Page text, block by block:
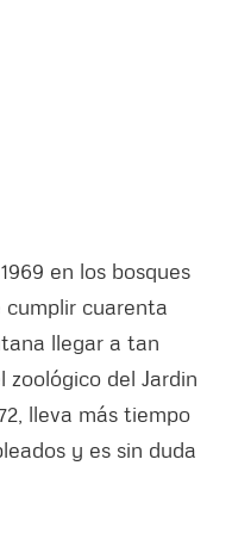
en los bosques
cuarenta
llegar a tan
zoológico del Jardin
lleva más tiempo
y es sin duda